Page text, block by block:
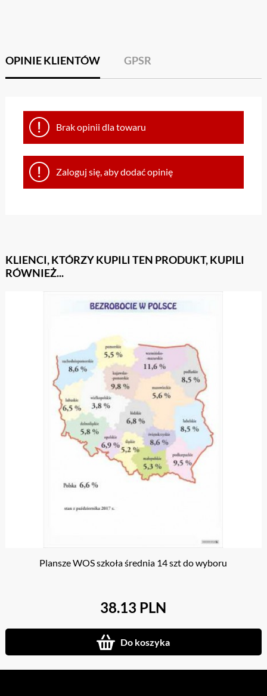
OPINIE KLIENTÓW GPSR
Brak opinii dla towaru
Zaloguj się, aby dodać opinię
KLIENCI, KTÓRZY KUPILI TEN PRODUKT, KUPILI
RÓWNIEŻ...
Plansze WOS szkoła średnia 14 szt do wyboru
38.13 PLN
Do koszyka